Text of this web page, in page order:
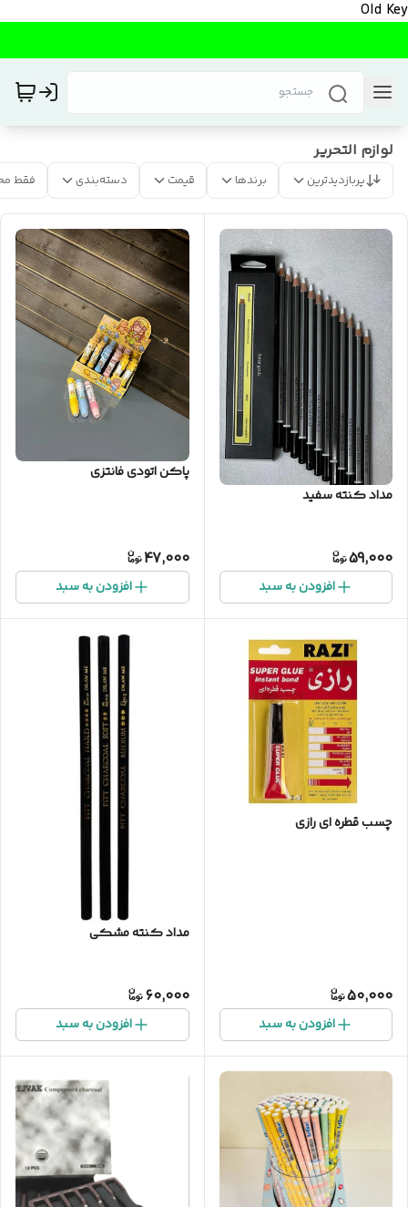
Old Key
لوازم التحریر
پربازدیدترین برندها قیمت دسته‌بندی فقط
مداد کنته سفید
59,000
افزودن به سبد
پاکن اتودی فانتزی
47,000
افزودن به سبد
چسب قطره ای رازی
50,000
افزودن به سبد
مداد کنته مشکی
60,000
افزودن به سبد